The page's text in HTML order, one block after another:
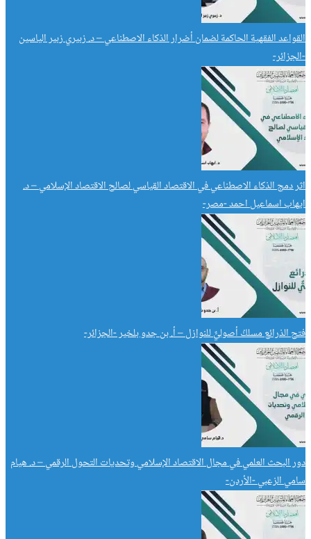
القواعد الفقهية الحاكمة لضمان أضرار الذكاء الاصطناعي – د. زبيري زبير الياسين
-الجزائر-
اثر دمج الذكاء الاصطناعي في الاقتصاد القياسي لصالح الاقتصاد الإسلامي – د.
ايهاب اسماعيل احمد -مصر-
فتح الذرائع مسلكُ أصوليٌّ للنوازل – أ. بن جدو بلخير -الجزائر-
دور البحث العلمي في مجال الاقتصاد الإسلامي وتحديات التحول الرقمي – د. هيام
سامي الزعبي -الأردن-